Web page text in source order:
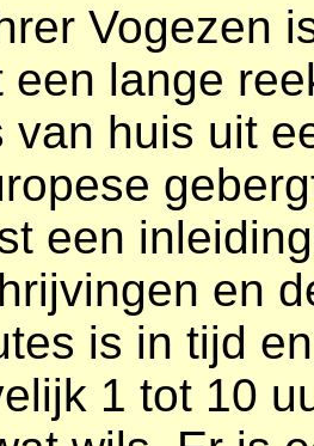
Vogezen
een lange
van huis uit
een
en
is in tijd
1 tot 10